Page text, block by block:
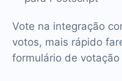
Vote na integração
votos, mais rápido
formulário de